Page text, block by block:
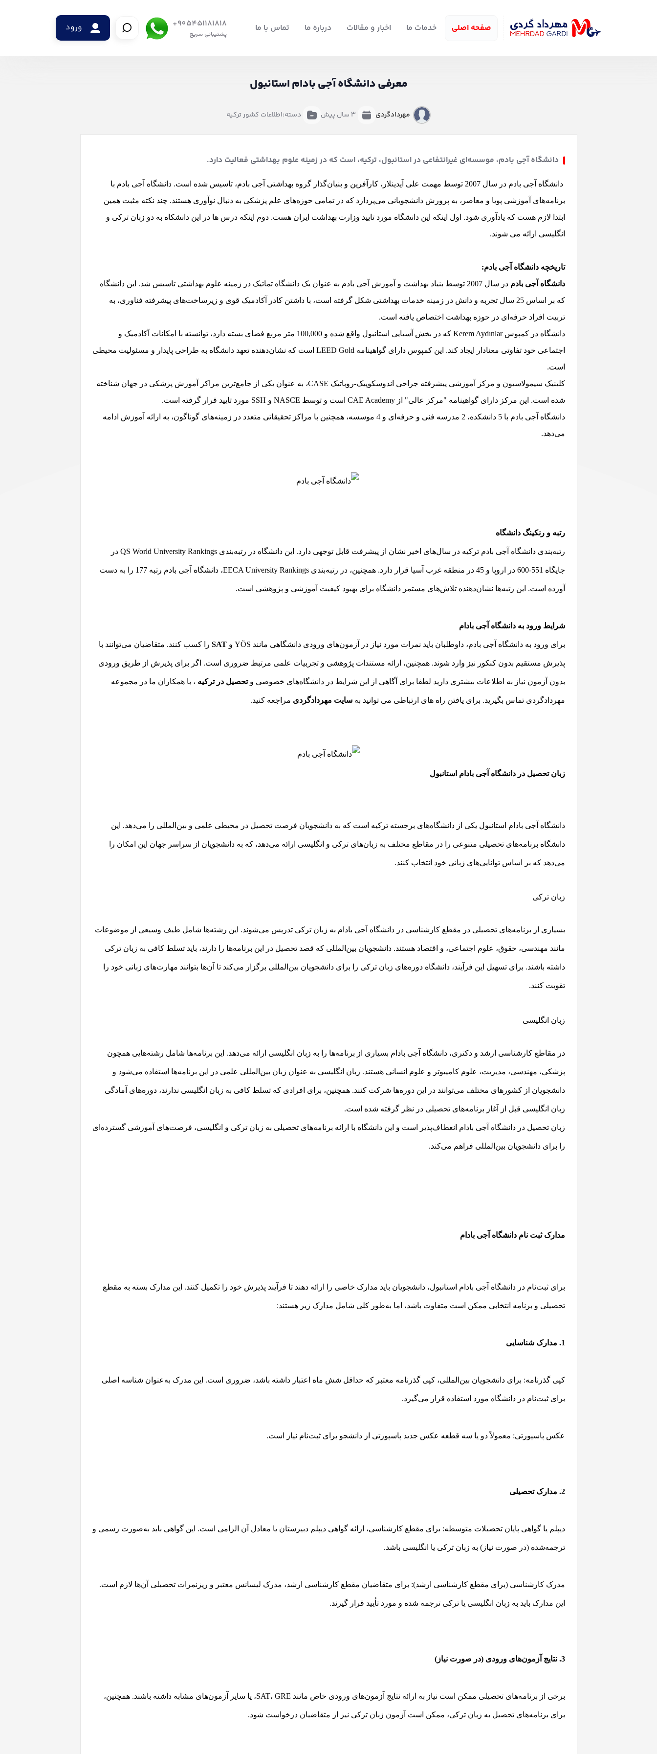
صفحه اصلی خدمات ما اخبار و مقالات درباره ما تماس با ما 905451181818+
پشتیبانی سریع
ورود
معرفی دانشگاه آجی بادام استانبول
مهردادگردی 3 سال پیش دسته:اطلاعات کشور ترکیه
دانشگاه آجی بادم، موسسه‌ای غیرانتفاعی در استانبول، ترکیه، است که در زمینه علوم بهداشتی فعالیت دارد.
دانشگاه آجی بادم در سال 2007 توسط مهمت علی آیدینلار، کارآفرین و بنیان‌گذار گروه بهداشتی آجی بادم، تاسیس شده است. دانشگاه آجی بادم با
برنامه‌های آموزشی پویا و معاصر، به پرورش دانشجویانی می‌پردازد که در تمامی حوزه‌های علم پزشکی به دنبال نوآوری هستند. چند نکته مثبت همین
ابتدا لازم هست که یادآوری شود. اول اینکه این دانشگاه مورد تایید وزارت بهداشت ایران هست. دوم اینکه درس ها در این دانشکاه به دو زبان ترکی و
انگلیسی ارائه می شوند.
تاریخچه دانشگاه آجی بادم:
دانشگاه آجی بادم
در سال 2007 توسط بنیاد بهداشت و آموزش آجی بادم به عنوان یک دانشگاه تماتیک در زمینه علوم بهداشتی تاسیس شد. این دانشگاه
که بر اساس 25 سال تجربه و دانش در زمینه خدمات بهداشتی شکل گرفته است، با داشتن کادر آکادمیک قوی و زیرساخت‌های پیشرفته فناوری، به
تربیت افراد حرفه‌ای در حوزه بهداشت اختصاص یافته است.
دانشگاه در کمپوس Kerem Aydınlar که در بخش آسیایی استانبول واقع شده و 100,000 متر مربع فضای بسته دارد، توانسته با امکانات آکادمیک و
اجتماعی خود تفاوتی معنادار ایجاد کند. این کمپوس دارای گواهینامه LEED Gold است که نشان‌دهنده تعهد دانشگاه به طراحی پایدار و مسئولیت محیطی
است.
کلینیک سیمولاسیون و مرکز آموزشی پیشرفته جراحی اندوسکوپیک-روباتیک CASE، به عنوان یکی از جامع‌ترین مراکز آموزش پزشکی در جهان شناخته
شده است. این مرکز دارای گواهینامه "مرکز عالی" از CAE Academy است و توسط NASCE و SSH مورد تایید قرار گرفته است.
دانشگاه آجی بادم با 5 دانشکده، 2 مدرسه فنی و حرفه‌ای و 4 موسسه، همچنین با مراکز تحقیقاتی متعدد در زمینه‌های گوناگون، به ارائه آموزش ادامه
می‌دهد.
رتبه و رنکینگ دانشگاه
رتبه‌بندی دانشگاه آجی بادم ترکیه در سال‌های اخیر نشان از پیشرفت قابل توجهی دارد. این دانشگاه در رتبه‌بندی QS World University Rankings در
جایگاه 551-600 در اروپا و 45 در منطقه غرب آسیا قرار دارد. همچنین، در رتبه‌بندی EECA University Rankings، دانشگاه آجی بادم رتبه 177 را به دست
آورده است. این رتبه‌ها نشان‌دهنده تلاش‌های مستمر دانشگاه برای بهبود کیفیت آموزشی و پژوهشی است.
شرایط ورود به دانشگاه آجی بادام
برای ورود به دانشگاه آجی بادم، داوطلبان باید نمرات مورد نیاز در آزمون‌های ورودی دانشگاهی مانند YÖS و SAT را کسب کنند. متقاضیان می‌توانند با
پذیرش مستقیم بدون کنکور نیز وارد شوند. همچنین، ارائه مستندات پژوهشی و تجربیات علمی مرتبط ضروری است. اگر برای پذیرش از طریق ورودی
بدون آزمون نیاز به اطلاعات بیشتری دارید لطفا برای آگاهی از این شرایط در دانشگاه‌های خصوصی و تحصیل در ترکیه ، با همکاران ما در مجموعه
مهردادگردی تماس بگیرید. برای یافتن راه های ارتباطی می توانید به سایت مهردادگردی مراجعه کنید.
زبان تحصیل در دانشگاه آجی بادام استانبول
دانشگاه آجی بادام استانبول یکی از دانشگاه‌های برجسته ترکیه است که به دانشجویان فرصت تحصیل در محیطی علمی و بین‌المللی را می‌دهد. این
دانشگاه برنامه‌های تحصیلی متنوعی را در مقاطع مختلف به زبان‌های ترکی و انگلیسی ارائه می‌دهد، که به دانشجویان از سراسر جهان این امکان را
می‌دهد که بر اساس توانایی‌های زبانی خود انتخاب کنند.
زبان ترکی
بسیاری از برنامه‌های تحصیلی در مقطع کارشناسی در دانشگاه آجی بادام به زبان ترکی تدریس می‌شوند. این رشته‌ها شامل طیف وسیعی از موضوعات
مانند مهندسی، حقوق، علوم اجتماعی، و اقتصاد هستند. دانشجویان بین‌المللی که قصد تحصیل در این برنامه‌ها را دارند، باید تسلط کافی به زبان ترکی
داشته باشند. برای تسهیل این فرآیند، دانشگاه دوره‌های زبان ترکی را برای دانشجویان بین‌المللی برگزار می‌کند تا آن‌ها بتوانند مهارت‌های زبانی خود را
تقویت کنند.
زبان انگلیسی
در مقاطع کارشناسی ارشد و دکتری، دانشگاه آجی بادام بسیاری از برنامه‌ها را به زبان انگلیسی ارائه می‌دهد. این برنامه‌ها شامل رشته‌هایی همچون
پزشکی، مهندسی، مدیریت، علوم کامپیوتر و علوم انسانی هستند. زبان انگلیسی به عنوان زبان بین‌المللی علمی در این برنامه‌ها استفاده می‌شود و
دانشجویان از کشورهای مختلف می‌توانند در این دوره‌ها شرکت کنند. همچنین، برای افرادی که تسلط کافی به زبان انگلیسی ندارند، دوره‌های آمادگی
زبان انگلیسی قبل از آغاز برنامه‌های تحصیلی در نظر گرفته شده است.
زبان تحصیل در دانشگاه آجی بادام انعطاف‌پذیر است و این دانشگاه با ارائه برنامه‌های تحصیلی به زبان ترکی و انگلیسی، فرصت‌های آموزشی گسترده‌ای
را برای دانشجویان بین‌المللی فراهم می‌کند.
مدارک ثبت نام دانشگاه آجی بادام
برای ثبت‌نام در دانشگاه آجی بادام استانبول، دانشجویان باید مدارک خاصی را ارائه دهند تا فرآیند پذیرش خود را تکمیل کنند. این مدارک بسته به مقطع
تحصیلی و برنامه انتخابی ممکن است متفاوت باشد، اما به‌طور کلی شامل مدارک زیر هستند:
1. مدارک شناسایی
کپی گذرنامه: برای دانشجویان بین‌المللی، کپی گذرنامه معتبر که حداقل شش ماه اعتبار داشته باشد، ضروری است. این مدرک به‌عنوان شناسه اصلی
برای ثبت‌نام در دانشگاه مورد استفاده قرار می‌گیرد.
عکس پاسپورتی: معمولاً دو یا سه قطعه عکس جدید پاسپورتی از دانشجو برای ثبت‌نام نیاز است.
2. مدارک تحصیلی
دیپلم یا گواهی پایان تحصیلات متوسطه: برای مقطع کارشناسی، ارائه گواهی دیپلم دبیرستان یا معادل آن الزامی است. این گواهی باید به‌صورت رسمی و
ترجمه‌شده (در صورت نیاز) به زبان ترکی یا انگلیسی باشد.
مدرک کارشناسی (برای مقطع کارشناسی ارشد): برای متقاضیان مقطع کارشناسی ارشد، مدرک لیسانس معتبر و ریزنمرات تحصیلی آن‌ها لازم است.
این مدارک باید به زبان انگلیسی یا ترکی ترجمه شده و مورد تأیید قرار گیرند.
3. نتایج آزمون‌های ورودی (در صورت نیاز)
برخی از برنامه‌های تحصیلی ممکن است نیاز به ارائه نتایج آزمون‌های ورودی خاص مانند SAT، GRE، یا سایر آزمون‌های مشابه داشته باشند. همچنین،
برای برنامه‌های تحصیل به زبان ترکی، ممکن است آزمون زبان ترکی نیز از متقاضیان درخواست شود.